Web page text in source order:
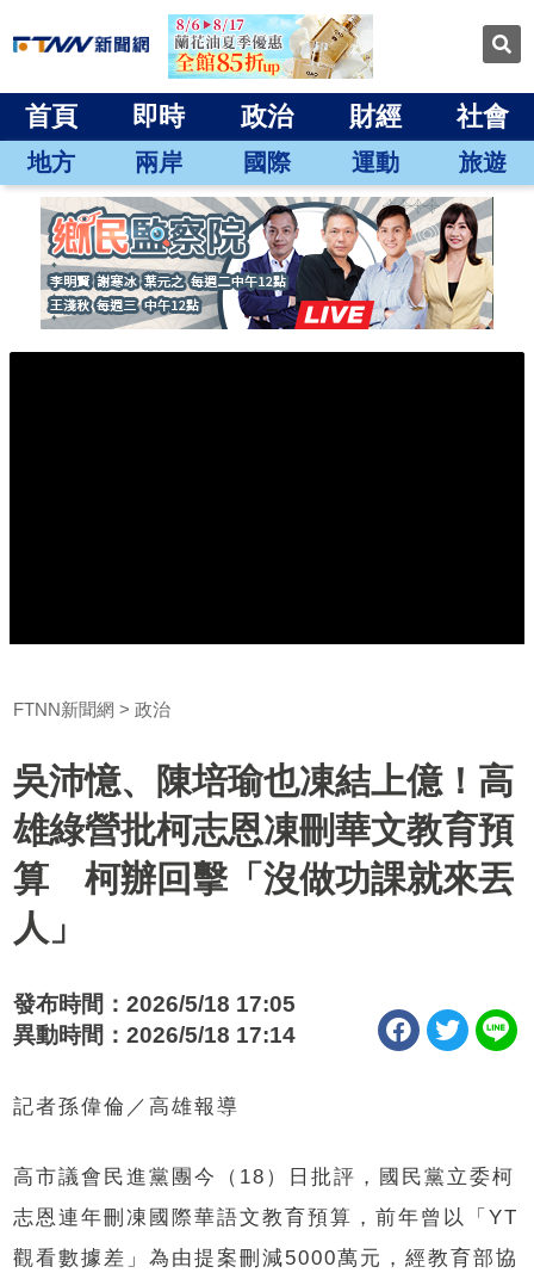
首頁 即時 政治 財經 社會
地方 兩岸 國際 運動 旅遊
FTNN新聞網 政治
吳沛憶、陳培瑜也凍結上億！高
雄綠營批柯志恩凍刪華文教育預
算 柯辦回擊「沒做功課就來丟
人」
發布時間：2026/5/18 17:05
異動時間：2026/5/18 17:14
記者孫偉倫／高雄報導
高市議會民進黨團今（18）日批評，國民黨立委柯
志恩連年刪凍國際華語文教育預算，前年曾以「YT
觀看數據差」為由提案刪減5000萬元，經教育部協